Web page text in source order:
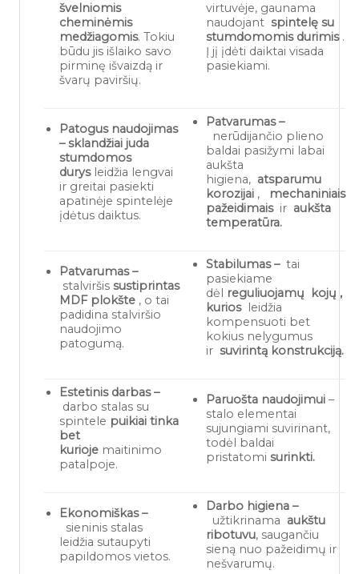
švelniomis
cheminėmis
medžiagomis. Tokiu
būdu jis išlaiko savo
pirminę išvaizdą ir
švarų paviršių.
virtuvėje, gaunama
naudojant spintelę su
stumdomomis durimis.
Į jį įdėti daiktai visada
pasiekiami.
Patogus naudojimas
– sklandžiai juda
stumdomos
durysleidžia lengvai
ir greitai pasiekti
apatinėje spintelėje
įdėtus daiktus.
Patvarumas –
nerūdijančio plieno
baldai pasižymi labai
aukšta
higiena, atsparumu
korozijai,
mechaniniais
pažeidimaisir aukšta
temperatūra.
Patvarumas –
stalviršis sustiprintas
MDF plokšte, o tai
padidina stalviršio
naudojimo
patogumą.
Stabilumas – tai
pasiekiame
dėl reguliuojamų kojų ,
kurios leidžia
kompensuoti bet
kokius nelygumus
ir suvirintą konstrukciją.
Estetinis darbas –
darbo stalas su
spintele puikiai tinka
bet
kuriojemaitinimo
patalpoje.
Paruošta naudojimui–
stalo elementai
sujungiami suvirinant,
todėl baldai
pristatomi surinkti.
Ekonomiškas –
sieninis stalas
leidžia sutaupyti
papildomos vietos.
Darbo higiena –
užtikrinama aukštu
ribotuvu, saugančiu
sieną nuo pažeidimų ir
nešvarumų.